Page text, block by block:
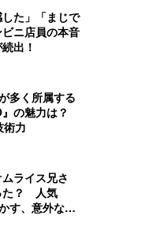
した」「まじで
ニ店員の本音
出！
多く所属する
』の魅力は？
術力
ライス兄さ
た？ 人気
す、意外な過